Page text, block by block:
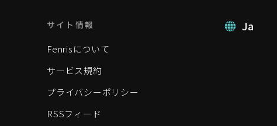
Ja
サイト情報
Fenrisについて
サービス規約
プライバシーポリシー
RSSフィード